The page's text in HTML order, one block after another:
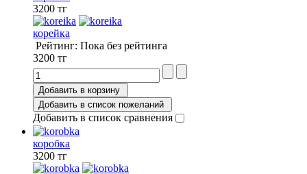
3200 тг
корейка
Рейтинг: Пока без рейтинга
3200 тг
Добавить в корзину
Добавить в список пожеланий
Добавить в список сравнения
коробка
3200 тг